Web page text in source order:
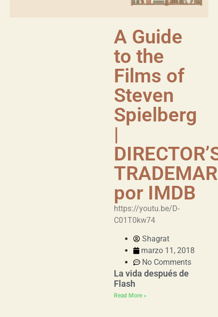
A Guide
to the
Films of
Steven
Spielberg
|
por IMDB
https://youtu.be/D-
C01T0kw74
Shagrat
marzo 11, 2018
No Comments
La vida después de
Flash
Read More »